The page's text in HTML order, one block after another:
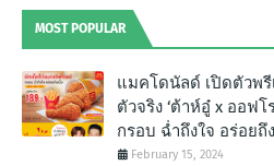
MOST POPULAR
แมคโดนัลด์ เปิดตัวพ
ตัวจริง ‘ต้าห์อู๋ x ออฟ
กรอบ ฉํ่าถึงใจ อร่อยถึ
February 15, 2024